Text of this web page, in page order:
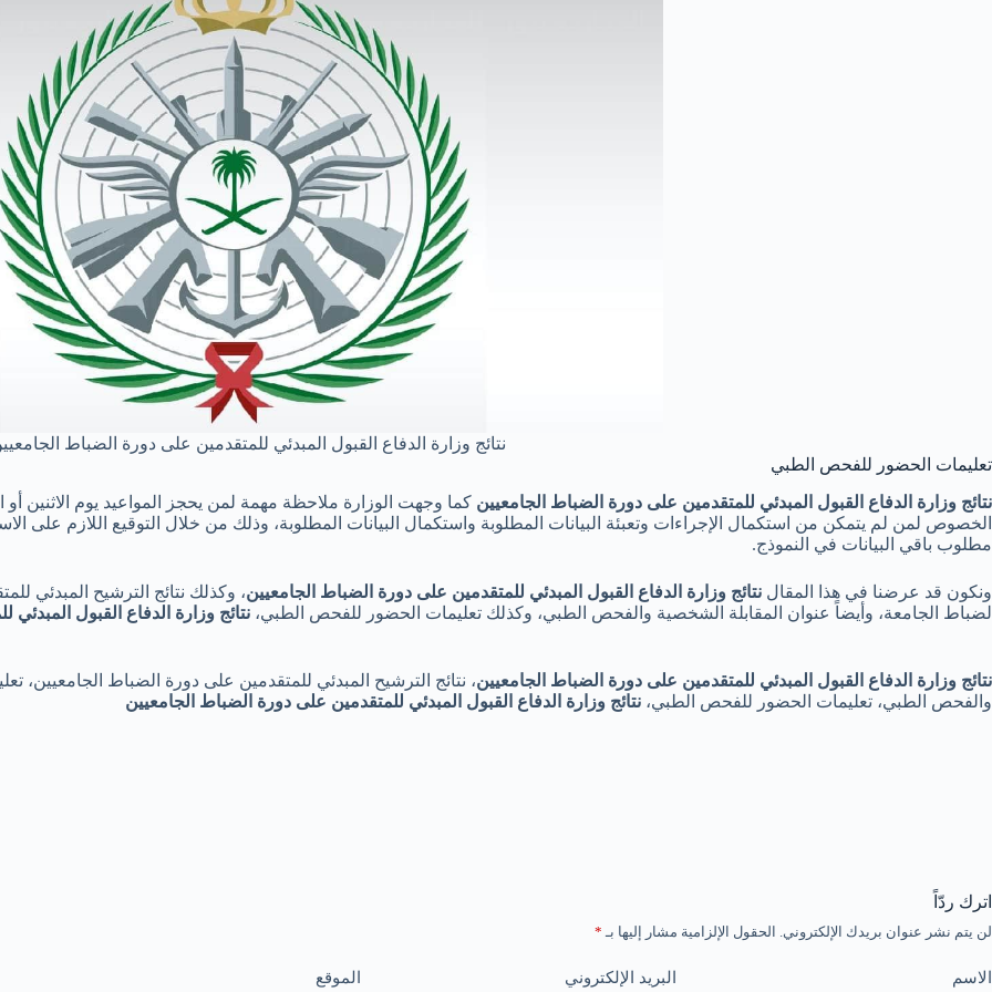
نتائج وزارة الدفاع القبول المبدئي للمتقدمين على دورة الضباط
تعليمات الحضور للفحص الطبي
نتائج وزارة الدفاع القبول المبدئي للمتقدمين على دورة الضباط الجامعيين
الخصوص لمن لم يتمكن من استكمال الإجراءات وتعبئة البيانات المطلوبة واستكمال البيانات المطلوبة، وذلك من خلال التوقيع اللازم
مطلوب باقي البيانات في النموذج.
ونكون قد عرضنا في هذا المقال نتائج وزارة الدفاع القبول المبدئي للمتقدمين على دورة الضباط الجامعيين، وكذلك نتائج الترشيح المبدئي
لضباط الجامعة، وأيضاً عنوان المقابلة الشخصية والفحص الطبي، وكذلك تعليمات الحضور للفحص الطبي، نتائج وزارة الدفاع القبول
نتائج وزارة الدفاع القبول المبدئي للمتقدمين على دورة الضباط الجامعيين، نتائج الترشيح المبدئي للمتقدمين على دورة الضباط الجامعيين،
والفحص الطبي، تعليمات الحضور للفحص الطبي، نتائج وزارة الدفاع القبول المبدئي للمتقدمين على دورة الضباط الجامعيين
اترك ردّاً
لن يتم نشر عنوان بريدك الإلكتروني. الحقول الإلزامية مشار إليها بـ *
الاسم البريد الإلكتروني الموقع